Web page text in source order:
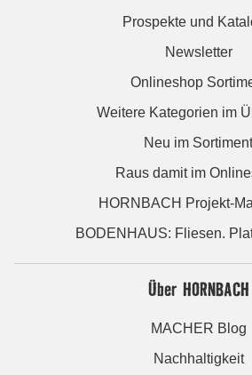
Prospekte und
Newsletter
Onlineshop
Weitere Kategorien im
Neu im
Raus damit im
HORNBACH Projekt-
BODENHAUS: Fliesen.
Über HORNBACH
MACHER Blog
Nachhaltigkeit